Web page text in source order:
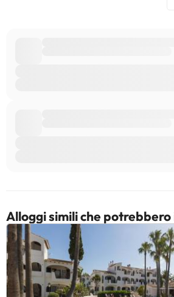
Alloggi simili che